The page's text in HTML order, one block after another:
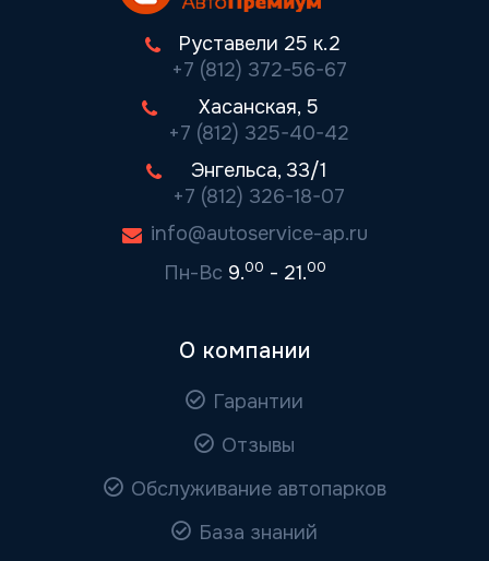
Руставели 25 к.2
+7 (812) 372-56-67
Хасанская, 5
+7 (812) 325-40-42
Энгельса, 33/1
+7 (812) 326-18-07
info@autoservice-ap.ru
Пн-Вс 9.00 - 21.00
О компании
Гарантии
Отзывы
Обслуживание автопарков
База знаний